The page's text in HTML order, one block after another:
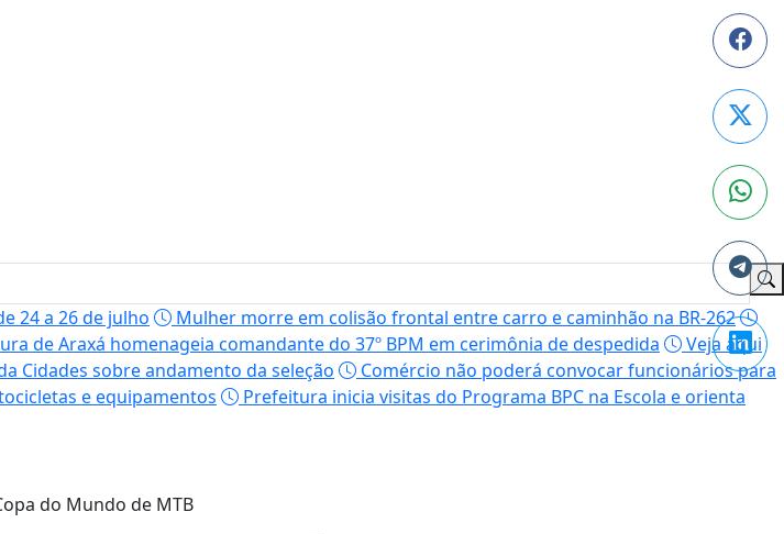
24 a 26 de julho
Mulher morre em colisão frontal entre carro e caminhão na BR-262
de Araxá homenageia comandante do 37º BPM em cerimônia de despedida
Veja aqui
Cidades sobre andamento da seleção
Comércio não poderá convocar funcionários para
e equipamentos
Prefeitura inicia visitas do Programa BPC na Escola e orienta